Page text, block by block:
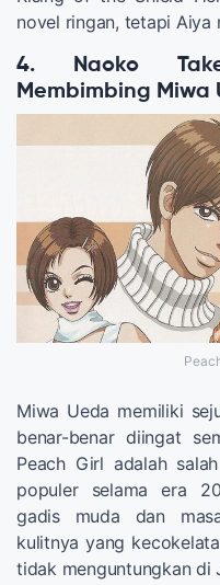
novel ringan, tetapi Aiya
4. Naoko
Membimbing Miwa
Miwa Ueda memiliki
benar-benar diingat
Peach Girl adalah
populer selama era
gadis muda dan
kulitnya yang
tidak menguntungkan di